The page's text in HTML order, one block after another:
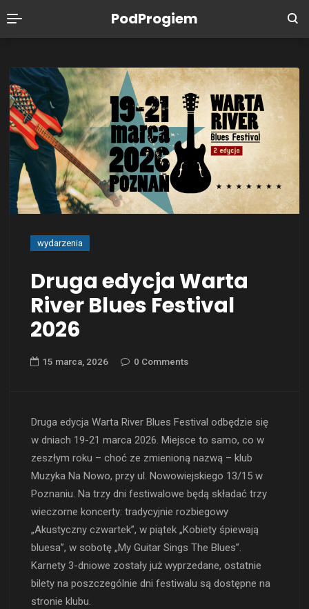
PodProgiem
wydarzenia
Druga edycja Warta
River Blues Festival
2026
15 marca, 2026 0 Comments
Druga edycja Warta River Blues Festival odbędzie się
w dniach 19-21 marca 2026. Miejsce to samo, co w
zeszłym roku – choć ze zmienioną nazwą – klub
Muzyka Na Nowo, przy ul. Nowowiejskiego 13/15 w
Poznaniu. Na trzy dni festiwalowe będą składać trzy
wieczorne koncerty: tradycyjnie rozbiegowy
„Akustyczny czwartek”, w piątek „Kobiety śpiewają
bluesa”, w sobotę „My Guitar Sings The Blues”.
Karnety 3-dniowe zostały już wyprzedane, ostatnie
bilety na poszczególnie dni festiwalu są dostępne na
stronie klubu.